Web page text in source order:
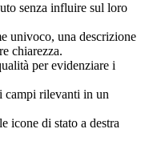
senza influire sul loro
univoco, una descrizione
chiarezza.
per evidenziare i
campi rilevanti in un
icone di stato a destra